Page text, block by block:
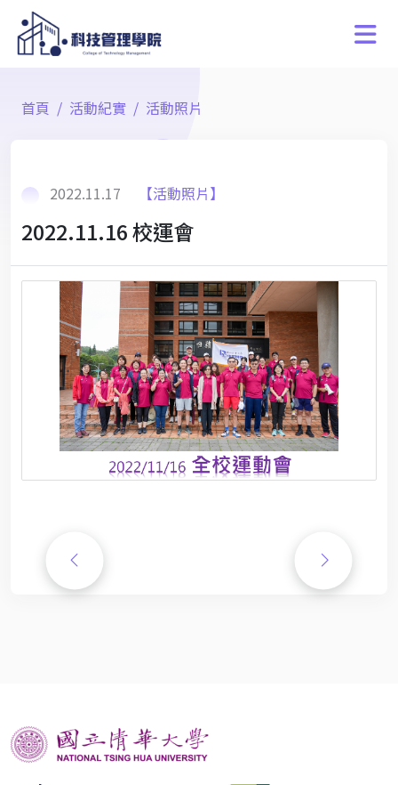
首頁 活動紀實 活動照片
2022.11.17 【活動照片】
2022.11.16 校運會